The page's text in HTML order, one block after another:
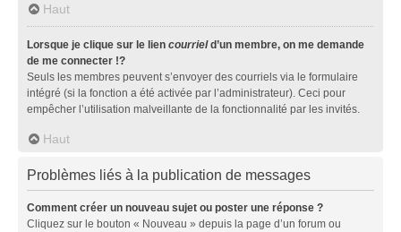
Haut
Lorsque je clique sur le lien courrield’un membre, on me demande
de me connecter !?
Seuls les membres peuvent s’envoyer des courriels via le formulaire
intégré (si la fonction a été activée par l’administrateur). Ceci pour
empêcher l’utilisation malveillante de la fonctionnalité par les invités.
Haut
Problèmes liés à la publication de messages
Comment créer un nouveau sujet ou poster une réponse ?
Cliquez sur le bouton « Nouveau » depuis la page d’un forum ou